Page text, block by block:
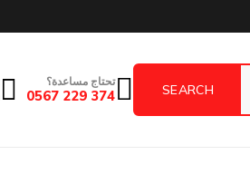
تحتاج مساعدة؟
374 229 0567